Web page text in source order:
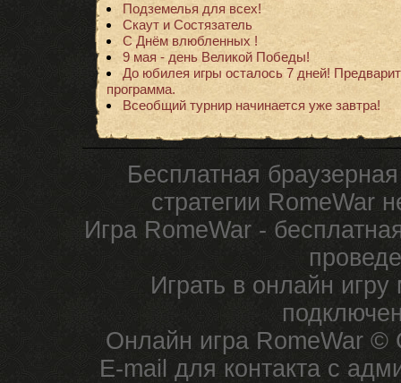
Подземелья для всех!
Скаут и Состязатель
С Днём влюбленных !
9 мая - день Великой Победы!
До юбилея игры осталось 7 дней!
программа.
Всеобщий турнир начинается уже завтра!
Бесплатная
стратегии RomeWar
Игра RomeWar -
Играть в онлайн
Онлайн игра RomeWar ©
E-mail для контакта с